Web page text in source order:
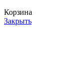
Корзина
Закрыть